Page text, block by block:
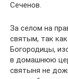
Сеченов.
За селом на
святым, так
Богородицы,
в домашнюю
святыня не